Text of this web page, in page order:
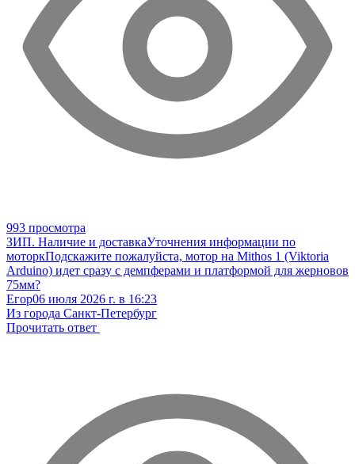
993 просмотра
ЗИП. Наличие и доставкаУточнения информации по
моторкПодскажите пожалуйста, мотор на Mithos 1 (Viktoria
Arduino) идет сразу с демпферами и платформой для жерновов
75мм?
Егор06 июля 2026 г. в 16:23
Из города Санкт-Петербург
Прочитать ответ